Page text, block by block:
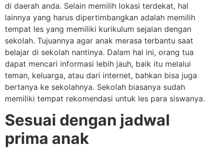
di daerah anda. Selain memilih lokasi terdekat, hal
lainnya yang harus dipertimbangkan adalah memilih
tempat les yang memiliki kurikulum sejalan dengan
sekolah. Tujuannya agar anak merasa terbantu saat
belajar di sekolah nantinya. Dalam hal ini, orang tua
dapat mencari informasi lebih jauh, baik itu melalui
teman, keluarga, atau dari internet, bahkan bisa juga
bertanya ke sekolahnya. Sekolah biasanya sudah
memiliki tempat rekomendasi untuk les para siswanya.
Sesuai dengan jadwal
prima anak